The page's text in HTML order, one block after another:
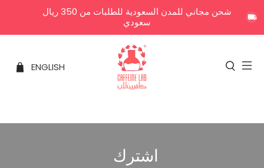
شحن مجاني للمدن السعودية للطلبات من 350 ريال
سعودي
ENGLISH
اشترك